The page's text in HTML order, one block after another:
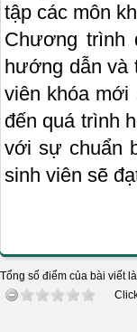
tập các môn
Chương trình
hướng dẫn và
viên khóa mới
đến quá trình
với sự chuẩn
sinh viên sẽ
Tổng số điểm của bài viết